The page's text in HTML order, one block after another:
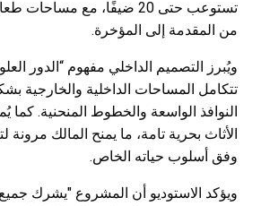
تستوعب حتى 20 ضيفًا، مع
من المقدمة إلى المؤخرة.
ويُبرز التصميم الداخلي مفهوم “الدور
تتكامل المساحات الداخلية والخارجية
النوافذ الواسعة والخطوط المنحنية. كما
الأثاث بحرية تامة، ما يمنح المالك
وفق أسلوب حياته الخاص.
ويؤكد الاستوديو أن المشروع "يشرك